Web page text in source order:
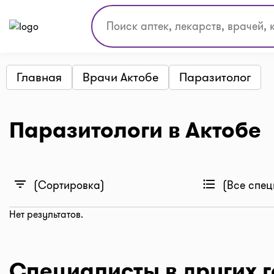
Главная Врачи Актобе Паразитолог
Паразитологи в Актобе
filter_list (Сортировка) format_list_bulleted (Все
Нет результатов.